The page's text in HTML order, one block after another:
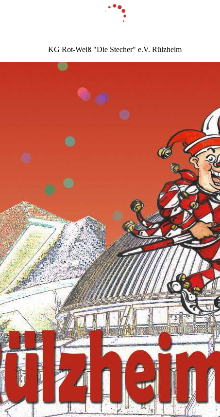
KG Rot-Weiß "Die Stecher" e.V. Rülzheim